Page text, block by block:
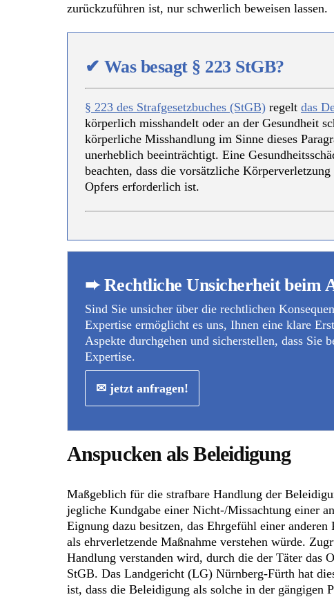
zurückzuführen ist, nur schwerlich beweisen lassen.
✔ Was besagt § 223 StGB?
§ 223 des Strafgesetzbuches (StGB) regelt das
körperlich misshandelt oder an der Gesundheit
körperliche Misshandlung im Sinne dieses
unerheblich beeinträchtigt. Eine
beachten, dass die vorsätzliche
Opfers erforderlich ist.
➨ Rechtliche Unsicherheit beim
Sind Sie unsicher über die rechtlichen
Expertise ermöglicht es uns, Ihnen eine klare
Aspekte durchgehen und sicherstellen, dass
Expertise.
✉ jetzt anfragen!
Anspucken als Beleidigung
Maßgeblich für die strafbare Handlung der
jegliche Kundgabe einer Nicht-/Missachtung einer
Eignung dazu besitzen, das Ehrgefühl einer
als ehrverletzende Maßnahme verstehen würde.
Handlung verstanden wird, durch die der Täter das
StGB. Das Landgericht (LG) Nürnberg-Fürth hat
ist, dass die Beleidigung als solche in der